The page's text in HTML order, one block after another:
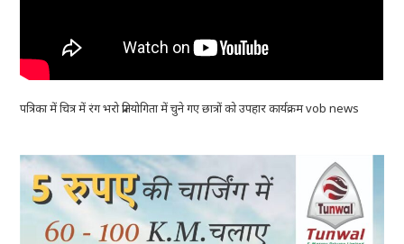
पत्रिका में चित्र में रंग भरो प्रतियोगिता में चुने गए छात्रों को उपहार कार्यक्रम vob news